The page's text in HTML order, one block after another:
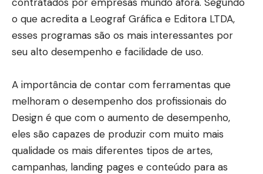
o que acredita a Leograf Gráfica e Editora LTDA,
esses programas são os mais interessantes por
seu alto desempenho e facilidade de uso.
A importância de contar com ferramentas que
melhoram o desempenho dos profissionais do
Design é que com o aumento de desempenho,
eles são capazes de produzir com muito mais
qualidade os mais diferentes tipos de artes,
campanhas, landing pages e conteúdo para as